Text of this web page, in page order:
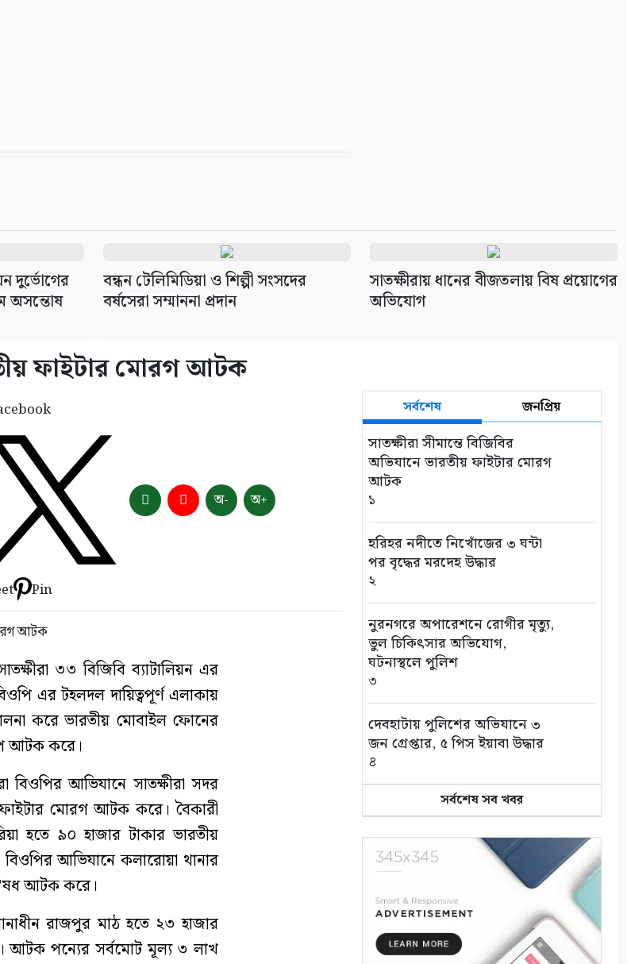
দুর্ভোগের
অসন্তোষ
বন্ধন টেলিমিডিয়া ও শিল্পী সংসদের
বর্ষসেরা সম্মাননা প্রদান
সাতক্ষীরায় ধানের বীজতলায় বিষ প্রয়োগের
অভিযোগ
ফাইটার মোরগ আটক
Pin
অ- অ+
৩৩ বিজিবি ব্যাটালিয়ন এর
এর টহলদল দায়িত্বপূর্ণ এলাকায়
করে ভারতীয় মোবাইল ফোনের
আটক করে।
বিওপির আভিযানে সাতক্ষীরা সদর
ফাইটার মোরগ আটক করে। বৈকারী
হতে ৯০ হাজার টাকার ভারতীয়
আভিযানে কলারোয়া থানার
ঔষধ আটক করে।
রাজপুর মাঠ হতে ২৩ হাজার
পন্যের সর্বমোট মূল্য ৩ লাখ
সর্বশেষ জনপ্রিয়
সাতক্ষীরা সীমান্তে বিজিবির
অভিযানে ভারতীয় ফাইটার মোরগ
আটক
১
হরিহর নদীতে নিখোঁজের ৩ ঘন্টা
পর বৃদ্ধের মরদেহ উদ্ধার
২
নুরনগরে অপারেশনে রোগীর মৃত্যু,
ভুল চিকিৎসার অভিযোগ,
ঘটনাস্থলে পুলিশ
৩
দেবহাটায় পুলিশের অভিযানে ৩
জন গ্রেপ্তার, ৫ পিস ইয়াবা উদ্ধার
৪
জন্মের পর থেকেই জটিলতায় ভুগছে
শিশু রায়য়ান, পাশে দাঁড়ালেন
আলফা
৫
সুন্দরবন বন্ধ, তবু সুন্দরবনের স্বাদ
মিলছে আকাশনীলায়
৬
সর্বশেষ সব খবর